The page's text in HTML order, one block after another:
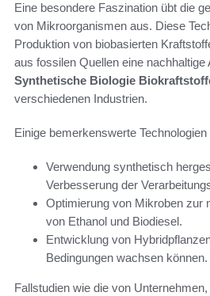
Eine besondere Faszination übt die
von Mikroorganismen aus. Diese
Produktion von biobasierten
aus fossilen Quellen eine nachhaltige
Synthetische Biologie
verschiedenen Industrien.
Einige bemerkenswerte
Verwendung synthetisch
Verbesserung der
Optimierung von Mikroben zur
von Ethanol und Biodiesel.
Entwicklung von
Bedingungen wachsen können.
Fallstudien wie die von